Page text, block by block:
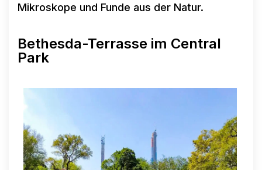
Mikroskope und Funde aus der Natur.
Bethesda-Terrasse im Central
Park